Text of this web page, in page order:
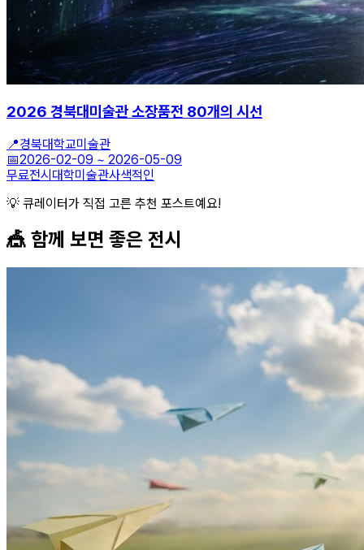
2026 경북대미술관 소장품전 80개의 시선
📍경북대학교미술관
📅2026-02-09 ~ 2026-05-09
무료전시 대학미술관사색적인
💡 큐레이터가 직접 고른 추천 포스트예요!
🎪 함께 보면 좋은 전시